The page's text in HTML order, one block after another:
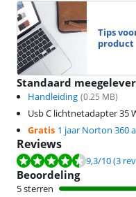
Tips
product
Standaard
Handleiding (0.25 MB)
Usb C lichtnetadapter 35
Gratis 1 jaar Norton 360
Reviews
Beoordeling is 9,3 van de 10,
9,3/10(3
Beoordeling
5 sterren